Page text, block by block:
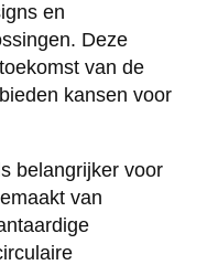
en
Deze
van de
kansen voor
belangrijker voor
van